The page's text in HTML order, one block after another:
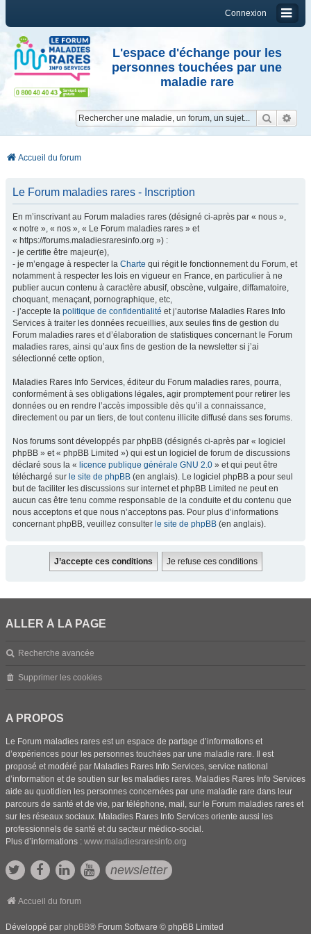
Connexion
L'espace d'échange pour les
personnes touchées par une
maladie rare
Accueil du forum
Le Forum maladies rares - Inscription
En m’inscrivant au Forum maladies rares (désigné ci-après par « nous »,
« notre », « nos », « Le Forum maladies rares » et
« https://forums.maladiesraresinfo.org ») :
- je certifie être majeur(e),
- je m’engage à respecter la Charte qui régit le fonctionnement du Forum, et
notamment à respecter les lois en vigueur en France, en particulier à ne
publier aucun contenu à caractère abusif, obscène, vulgaire, diffamatoire,
choquant, menaçant, pornographique, etc,
- j’accepte la politique de confidentialité et j’autorise Maladies Rares Info
Services à traiter les données recueillies, aux seules fins de gestion du
Forum maladies rares et d’élaboration de statistiques concernant le Forum
maladies rares, ainsi qu’aux fins de gestion de la newsletter si j’ai
sélectionné cette option,
Maladies Rares Info Services, éditeur du Forum maladies rares, pourra,
conformément à ses obligations légales, agir promptement pour retirer les
données ou en rendre l’accès impossible dès qu’il a connaissance,
directement ou par un tiers, de tout contenu illicite diffusé dans ses forums.
Nos forums sont développés par phpBB (désignés ci-après par « logiciel
phpBB » et « phpBB Limited ») qui est un logiciel de forum de discussions
déclaré sous la « licence publique générale GNU 2.0 » et qui peut être
téléchargé sur le site de phpBB (en anglais). Le logiciel phpBB a pour seul
but de faciliter les discussions sur internet et phpBB Limited ne peut en
aucun cas être tenu comme responsable de la conduite et du contenu que
nous acceptons et que nous n’acceptons pas. Pour plus d’informations
concernant phpBB, veuillez consulter le site de phpBB (en anglais).
ALLER À LA PAGE
Recherche avancée
Supprimer les cookies
A PROPOS
Le Forum maladies rares est un espace de partage d’informations et
d’expériences pour les personnes touchées par une maladie rare. Il est
proposé et modéré par Maladies Rares Info Services, service national
d’information et de soutien sur les maladies rares. Maladies Rares Info Services
aide au quotidien les personnes concernées par une maladie rare dans leur
parcours de santé et de vie, par téléphone, mail, sur le Forum maladies rares et
sur les réseaux sociaux. Maladies Rares Info Services oriente aussi les
professionnels de santé et du secteur médico-social.
Plus d’informations : www.maladiesraresinfo.org
newsletter
Accueil du forum
Développé par phpBB® Forum Software © phpBB Limited